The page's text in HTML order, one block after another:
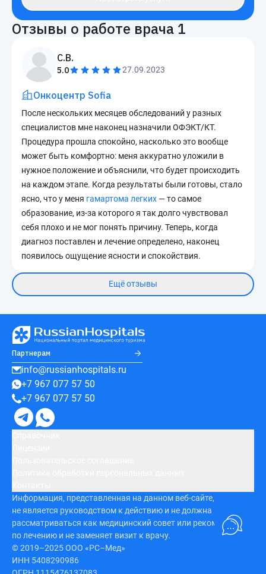
Отзывы о работе врача 1
C.В.
5.0 27.09.2023
Онкоцентр Sofia
После нескольких месяцев обследований у разных
специалистов мне наконец назначили ОФЭКТ/КТ.
Процедура прошла спокойно, насколько это вообще
может быть комфортно: меня аккуратно уложили в
нужное положение и объяснили, что будет происходить
на каждом этапе. Когда результаты были готовы, стало
ясно, что у меня гамартома легких — то самое
образование, из-за которого я так долго чувствовал
себя плохо и не мог понять причину. Теперь, когда
диагноз поставлен и лечение определено, наконец
появилось ощущение ясности и спокойствия.
Ещё отзывы
Партнерам
info@russianhospitals.ru
+7 967 077 57 50
+7 967 077 57 50
Информация, представленная на данном веб-сайте,
не является руководством к действию и не должна
рассматриваться как медицинский совет или рекомендация
по лечению и не заменяет визит к врачу.
© 2019–2025 ООО «РС–Мед»
ИНН 5408290986